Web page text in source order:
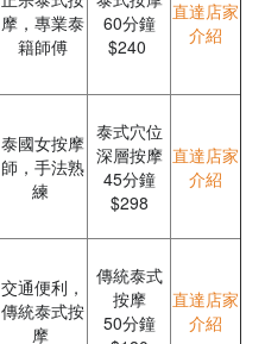
摩，專業泰
籍師傅
60分鐘
$240
直達店家
介紹
泰國女按摩
師，手法熟
練
泰式穴位
深層按摩
45分鐘
$298
直達店家
介紹
交通便利，
傳統泰式按
摩
傳統泰式
按摩
50分鐘
直達店家
介紹